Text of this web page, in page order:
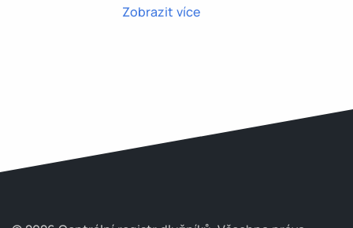
Zobrazit více